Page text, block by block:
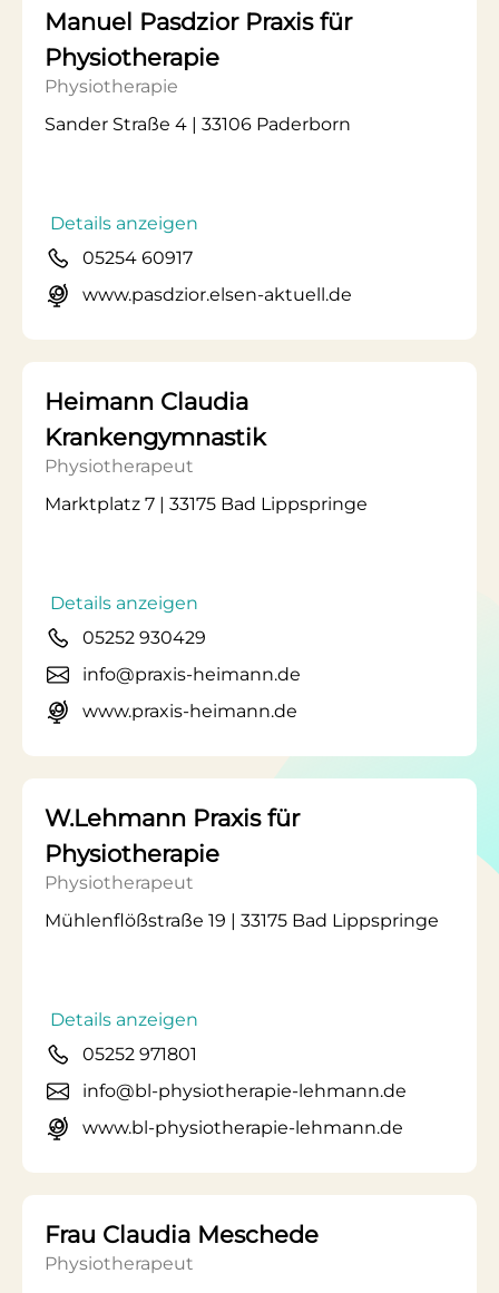
Manuel Pasdzior Praxis für
Physiotherapie
Physiotherapie
Sander Straße 4 | 33106 Paderborn
Details anzeigen
05254 60917
www.pasdzior.elsen-aktuell.de
Heimann Claudia
Krankengymnastik
Physiotherapeut
Marktplatz 7 | 33175 Bad Lippspringe
Details anzeigen
05252 930429
info@praxis-heimann.de
www.praxis-heimann.de
W.Lehmann Praxis für
Physiotherapie
Physiotherapeut
Mühlenflößstraße 19 | 33175 Bad Lippspringe
Details anzeigen
05252 971801
info@bl-physiotherapie-lehmann.de
www.bl-physiotherapie-lehmann.de
Frau Claudia Meschede
Physiotherapeut